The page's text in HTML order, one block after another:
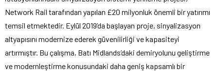
Network Rail tarafından yapılan £20 milyonluk önemli bir yatırımı
temsil etmektedir. Eylül 2019’da başlayan proje, sinyalizasyon
altyapısını modernize ederek güvenilirliği ve kapasiteyi
artırmıştır. Bu çalışma, Batı Midlands’daki demiryolunu geliştirme
ve modernleştirme konusundaki daha geniş kapsamlı bir